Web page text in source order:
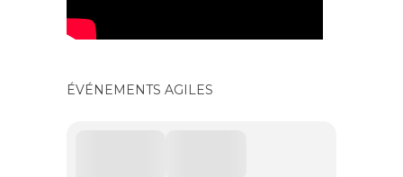
ÉVÉNEMENTS AGILES